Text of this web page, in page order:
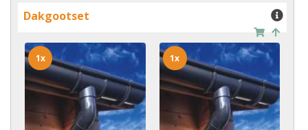
Dakgootset
1x 1x